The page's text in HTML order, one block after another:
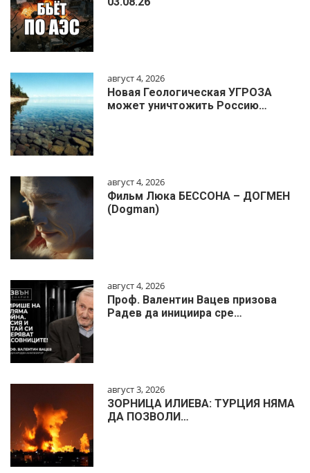
август 4, 2026
Новая Геологическая УГРОЗА
может уничтожить Россию…
август 4, 2026
Фильм Люка БЕССОНА – ДОГМЕН
(Dogman)
август 4, 2026
Проф. Валентин Вацев призова
Радев да инициира сре…
август 3, 2026
ЗОРНИЦА ИЛИЕВА: ТУРЦИЯ НЯМА
ДА ПОЗВОЛИ…